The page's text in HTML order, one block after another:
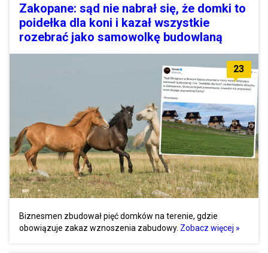
Zakopane: sąd nie nabrał się, że domki to
poidełka dla koni i kazał wszystkie
rozebrać jako samowolkę budowlaną
23
Biznesmen zbudował pięć domków na terenie, gdzie
obowiązuje zakaz wznoszenia zabudowy. Zobacz więcej »